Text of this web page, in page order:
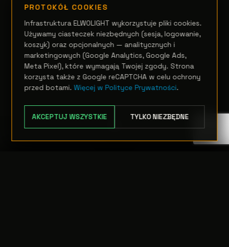
PROTOKÓŁ COOKIES
Infrastruktura ELWOLIGHT wykorzystuje pliki cookies.
Używamy ciasteczek niezbędnych (sesja, logowanie,
koszyk) oraz opcjonalnych — analitycznych i
marketingowych (Google Analytics, Google Ads,
Meta Pixel), które wymagają Twojej zgody. Strona
korzysta także z Google reCAPTCHA w celu ochrony
przed botami.Więcej w Polityce Prywatności.
AKCEPTUJ WSZYSTKIE TYLKO NIEZBĘDNE